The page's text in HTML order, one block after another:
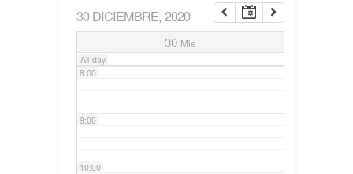
30 DICIEMBRE, 2020
30 Mie
All-day
7:00
8:00
9:00
10:00